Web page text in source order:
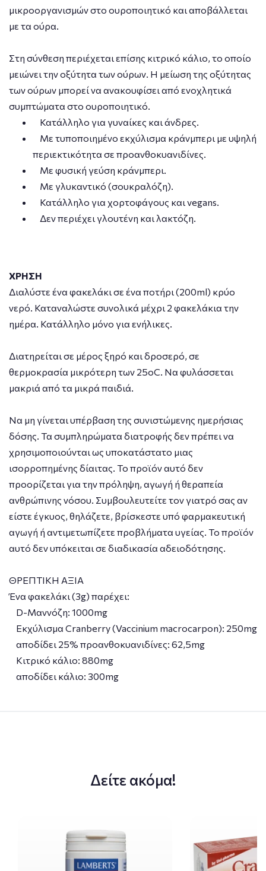
μικροοργανισμών στο ουροποιητικό και αποβάλλεται
με τα ούρα.
Στη σύνθεση περιέχεται επίσης κιτρικό κάλιο, το οποίο
μειώνει την οξύτητα των ούρων. Η μείωση της οξύτητας
των ούρων μπορεί να ανακουφίσει από ενοχλητικά
συμπτώματα στο ουροποιητικό.
Κατάλληλο για γυναίκες και άνδρες.
Με τυποποιημένο εκχύλισμα κράνμπερι με υψηλή
περιεκτικότητα σε προανθοκυανιδίνες.
Με φυσική γεύση κράνμπερι.
Με γλυκαντικό (σουκραλόζη).
Κατάλληλο για χορτοφάγους και vegans.
Δεν περιέχει γλουτένη και λακτόζη.
ΧΡΗΣΗ
Διαλύστε ένα φακελάκι σε ένα ποτήρι (200ml) κρύο
νερό. Καταναλώστε συνολικά μέχρι 2 φακελάκια την
ημέρα. Κατάλληλο μόνο για ενήλικες.
Διατηρείται σε μέρος ξηρό και δροσερό, σε
θερμοκρασία μικρότερη των 25οC. Να φυλάσσεται
μακριά από τα μικρά παιδιά.
Να μη γίνεται υπέρβαση της συνιστώμενης ημερήσιας
δόσης. Τα συμπληρώματα διατροφής δεν πρέπει να
χρησιμοποιούνται ως υποκατάστατο μιας
ισορροπημένης δίαιτας. Το προϊόν αυτό δεν
προορίζεται για την πρόληψη, αγωγή ή θεραπεία
ανθρώπινης νόσου. Συμβουλευτείτε τον γιατρό σας αν
είστε έγκυος, θηλάζετε, βρίσκεστε υπό φαρμακευτική
αγωγή ή αντιμετωπίζετε προβλήματα υγείας. Το προϊόν
αυτό δεν υπόκειται σε διαδικασία αδειοδότησης.
ΘΡΕΠΤΙΚΗ ΑΞΙΑ
Ένα φακελάκι (3g) παρέχει:
D-Μαννόζη: 1000mg
Εκχύλισμα Cranberry (Vaccinium macrocarpon): 250mg
αποδίδει 25% προανθοκυανιδίνες: 62,5mg
Κιτρικό κάλιο: 880mg
αποδίδει κάλιο: 300mg
Δείτε ακόμα!